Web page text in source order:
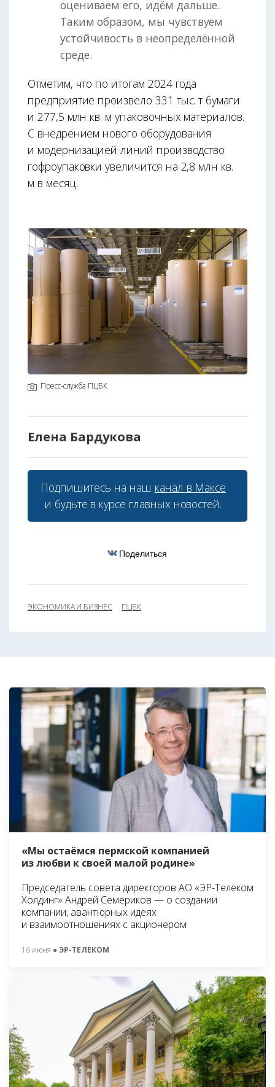
оцениваем его, идём дальше.
Таким образом, мы чувствуем
устойчивость в неопределённой
среде.
Отметим, что по итогам 2024 года
предприятие произвело 331 тыс. т бумаги
и 277,5 млн кв. м упаковочных материалов.
С внедрением нового оборудования
и модернизацией линий производство
гофроупаковки увеличится на 2,8 млн кв.
м в месяц.
Пресс-служба ПЦБК
Елена Бардукова
Подпишитесь на наш канал в Максе
и будьте в курсе главных новостей.
Поделиться
ЭКОНОМИКА И БИЗНЕС ПЦБК
«Мы остаёмся пермской компанией
из любви к своей малой родине»
Председатель совета директоров АО «ЭР-Телеком
Холдинг» Андрей Семериков — о создании
компании, авантюрных идеях
и взаимоотношениях с акционером
16 июня ● ЭР-ТЕЛЕКОМ